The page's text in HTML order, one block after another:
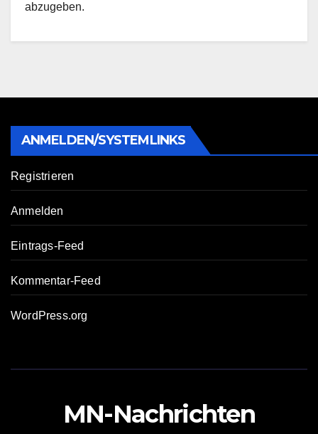
abzugeben.
ANMELDEN/SYSTEMLINKS
Registrieren
Anmelden
Eintrags-Feed
Kommentar-Feed
WordPress.org
MN-Nachrichten